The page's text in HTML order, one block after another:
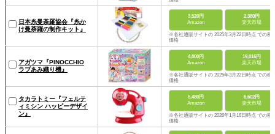
日本糸曼荼羅協会『糸か
け曼荼羅の制作キット』
3,520円
Amazon
2,380円
楽天市場
※各社通販サイトの 2025年3月22日時点 での税
価格
アガツマ『PINOCCHIO
ラブあみ織り機』
4,800円
Amazon
19,016円
楽天市場
※各社通販サイトの 2025年3月22日時点 での税
価格
タカラトミー『フェルテ
ィミシン ハッピーデザイ
ン』
5,480円
Amazon
6,602円
楽天市場
※各社通販サイトの 2026年1月16日時点 での税
価格